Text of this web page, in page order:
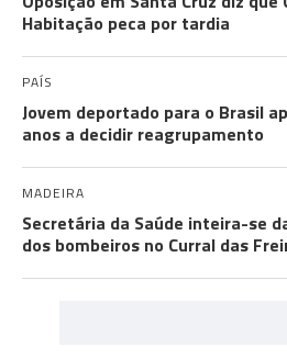
Habitação peca por tardia
PAÍS
Jovem deportado para o Brasil
anos a decidir reagrupamento
MADEIRA
Secretária da Saúde inteira-se
dos bombeiros no Curral das